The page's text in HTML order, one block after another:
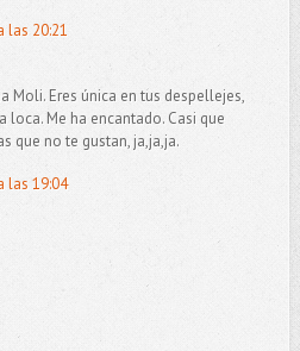
las 20:21
Moli. Eres única en tus despellejes,
loca. Me ha encantado. Casi que
que no te gustan, ja,ja,ja.
las 19:04